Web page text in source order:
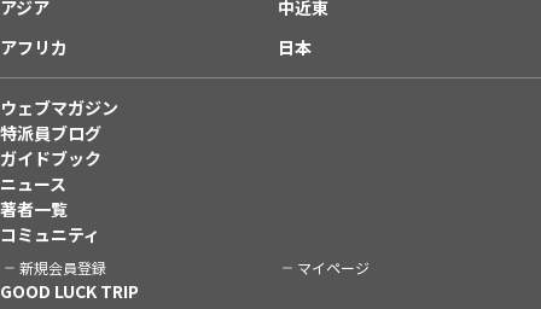
アジア
中近東
アフリカ
日本
ウェブマガジン
特派員ブログ
ガイドブック
ニュース
著者一覧
コミュニティ
新規会員登録 マイページ
GOOD LUCK TRIP